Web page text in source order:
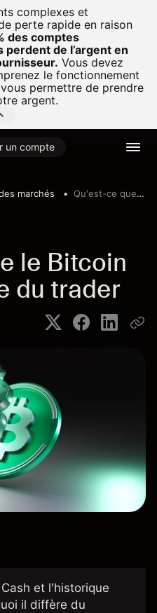
complexes et
perte rapide en raison
des comptes
de l’argent en
Vous devez
le fonctionnement
permettre de prendre
argent.
un compte
marchés Qu'est-ce que le Bitcoin Cash ?
le Bitcoin
du trader
et l'historique
il diffère du